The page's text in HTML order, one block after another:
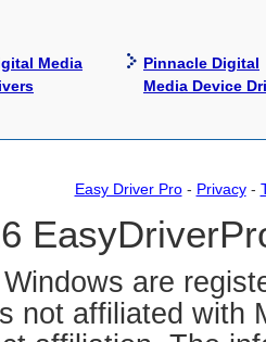
Media
Pinnacle Digital
Media Device
Easy Driver Pro- Privacy-
are
not affiliated with